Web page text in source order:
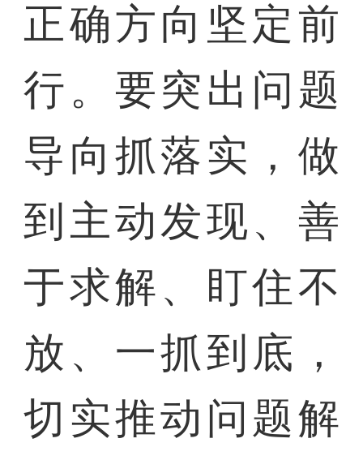
正确方向坚定前
行。要突出问题
导向抓落实，做
到主动发现、善
于求解、盯住不
放、一抓到底，
切实推动问题解